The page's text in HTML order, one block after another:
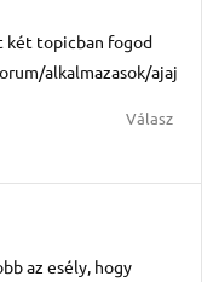
két topicban fogod
alkalmazasok/ajaj
Válasz
az esély, hogy